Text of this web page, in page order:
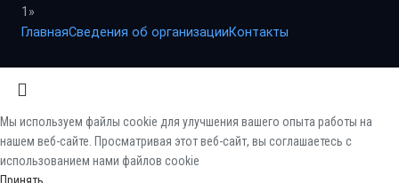
1»
ГлавнаяСведения об организацииКонтакты
Мы используем файлы cookie для улучшения вашего опыта работы на
нашем веб-сайте. Просматривая этот веб-сайт, вы соглашаетесь с
использованием нами файлов cookie
Принять